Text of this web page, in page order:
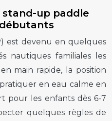
up paddle
est devenu en quelques
nautiques familiales les
main rapide, la position
en eau calme en
pour les enfants dès 6-7
quelques règles de